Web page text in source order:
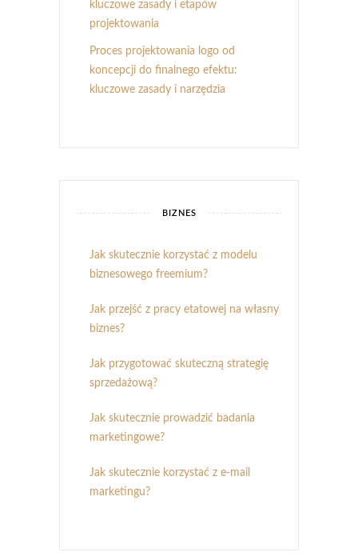
kluczowe zasady i etapów
projektowania
Proces projektowania logo od
koncepcji do finalnego efektu:
kluczowe zasady i narzędzia
BIZNES
Jak skutecznie korzystać z modelu
biznesowego freemium?
Jak przejść z pracy etatowej na własny
biznes?
Jak przygotować skuteczną strategię
sprzedażową?
Jak skutecznie prowadzić badania
marketingowe?
Jak skutecznie korzystać z e-mail
marketingu?